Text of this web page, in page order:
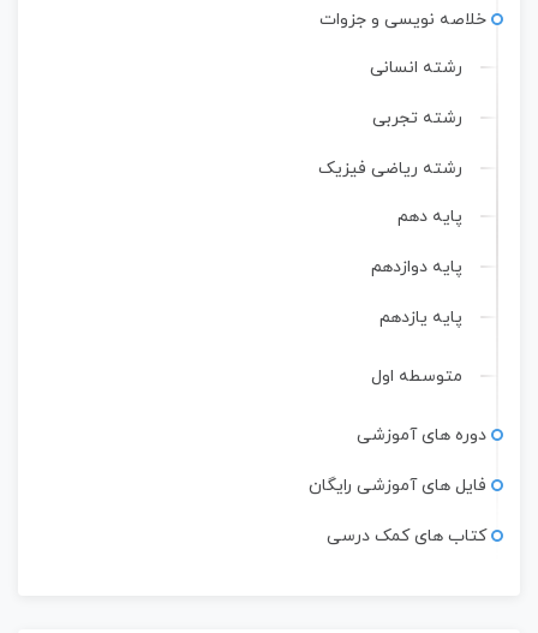
خلاصه نویسی و جزوات
رشته انسانی
رشته تجربی
رشته ریاضی فیزیک
پایه دهم
پایه دوازدهم
پایه یازدهم
متوسطه اول
دوره های آموزشی
فایل های آموزشی رایگان
کتاب های کمک درسی